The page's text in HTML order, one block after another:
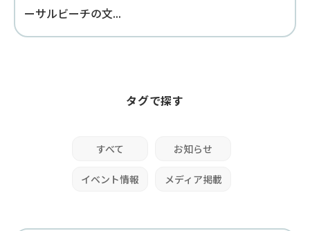
ーサルビーチの文...
タグで探す
すべて お知らせ
イベント情報 メディア掲載